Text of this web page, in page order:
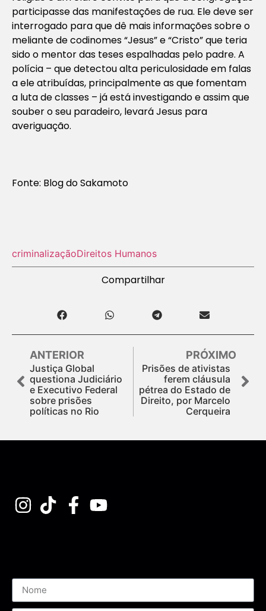
participasse das manifestações de rua. Ele deve ser
interrogado para que dê mais informações sobre o
meliante de codinomes “Jesus” e “Cristo” que teria
sido o mentor das teses espalhadas pelo padre. A
polícia – que detectou alta periculosidade em falas
a ele atribuídas, principalmente as que fomentam
a luta de classes – já está investigando e assim que
souber o seu paradeiro, levará Jesus para
averiguação.
Fonte: Blog do Sakamoto
criminalizaçãoDireitos Humanos
Compartilhar
ANTERIOR
Justiça Global
questiona Judiciário
e Executivo Federal
sobre prisões
políticas no Rio
PRÓXIMO
Prisões de ativistas
ferem cláusula
pétrea do Estado de
Direito, por Marcelo
Cerqueira